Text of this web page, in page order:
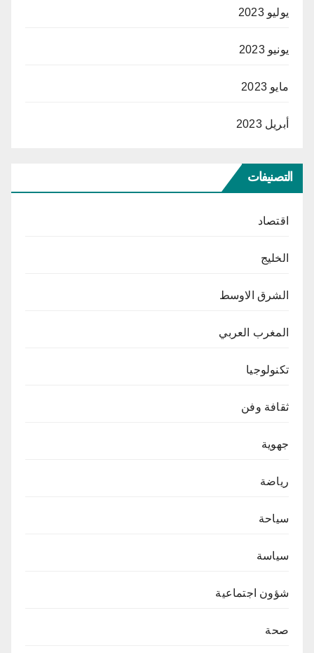
يوليو 2023
يونيو 2023
مايو 2023
أبريل 2023
التصنيفات
اقتصاد
الخليج
الشرق الاوسط
المغرب العربي
تكنولوجيا
ثقافة وفن
جهوية
رياضة
سياحة
سياسة
شؤون اجتماعية
صحة